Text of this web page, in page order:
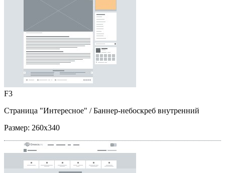
F3
Страница "Интересное" / Баннер-небоскреб внутренний
Размер: 260x340